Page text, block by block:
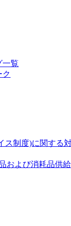
一覧
ク
ス制度)に関する
および消耗品供